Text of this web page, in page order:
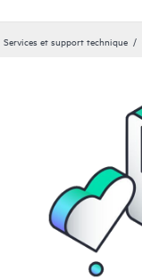
Services et support technique